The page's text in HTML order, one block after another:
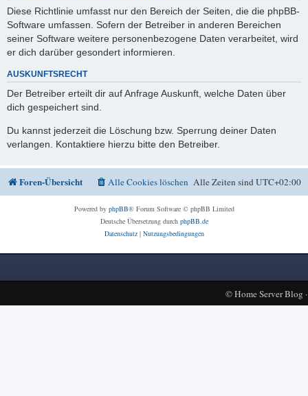
Diese Richtlinie umfasst nur den Bereich der Seiten, die die phpBB-
Software umfassen. Sofern der Betreiber in anderen Bereichen
seiner Software weitere personenbezogene Daten verarbeitet, wird
er dich darüber gesondert informieren.
AUSKUNFTSRECHT
Der Betreiber erteilt dir auf Anfrage Auskunft, welche Daten über
dich gespeichert sind.
Du kannst jederzeit die Löschung bzw. Sperrung deiner Daten
verlangen. Kontaktiere hierzu bitte den Betreiber.
Foren-Übersicht Alle Zeiten sindUTC+02:00
Alle Cookies löschen
Powered by phpBB® Forum Software © phpBB Limited
Deutsche Übersetzung durch phpBB.de
Datenschutz| Nutzungsbedingungen
©Home Server Blog